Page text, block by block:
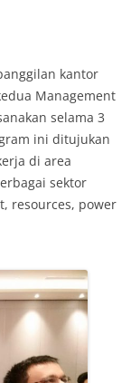
kantor
Management
selama 3
ini ditujukan
di area
sektor
resources, power